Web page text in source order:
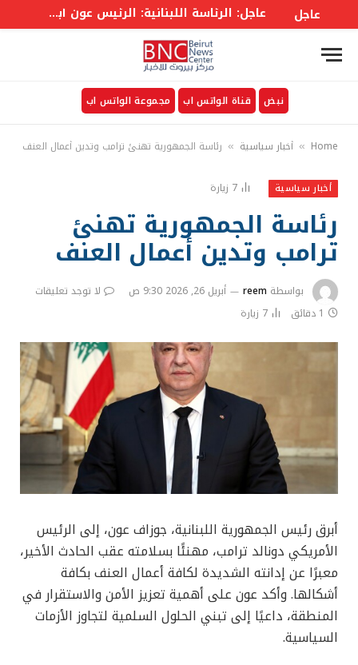
عاجل عاجل: الرئاسة اللبنانية: الرئيس عون أبلغ مجلس الوزراء بإحراز تقدم إيجابي في مفاوضات روما في مسألتي الحدود والأسرى
نبض قناة الواتس اب مجموعة الواتس اب
Home
» أخبار سياسية » رئاسة الجمهورية تهنئ ترامب وتدين أعمال العنف
أخبار سياسية 7 زيارة
رئاسة الجمهورية تهنئ
ترامب وتدين أعمال العنف
بواسطة reem أبريل 26, 2026 9:30 ص
لا توجد تعليقات
1 دقائق
7 زيارة
أبرق رئيس الجمهورية اللبنانية، جوزاف عون، إلى الرئيس
الأمريكي دونالد ترامب، مهنئًا بسلامته عقب الحادث الأخير،
معبرًا عن إدانته الشديدة لكافة أعمال العنف بكافة
أشكالها. وأكد عون على أهمية تعزيز الأمن والاستقرار في
المنطقة، داعيًا إلى تبني الحلول السلمية لتجاوز الأزمات
السياسية.